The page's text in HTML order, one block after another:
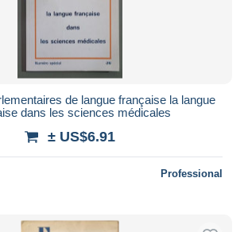
Submit
de langue française la langue
dans les sciences médicales
± US$6.91
Professional